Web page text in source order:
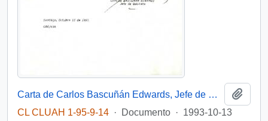
Carta de Carlos Bascuñán Edwards, Jefe de Gabinete Presidencial, dirigida a la Señorita Marta del Carmen Domínguez
CL CLUAH 1-95-9-14 · Documento · 1993-10-13